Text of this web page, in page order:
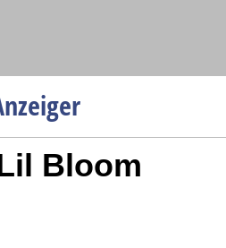
Bloom